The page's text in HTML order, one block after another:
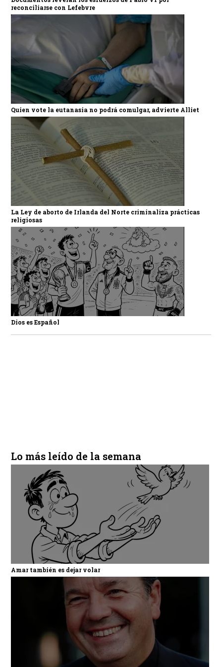
reconciliarse con Lefebvre
Quien vote la eutanasia no podrá comulgar, advierte Alliet
La Ley de aborto de Irlanda del Norte criminaliza prácticas
religiosas
Dios es Español
Lo más leído de la semana
Amar también es dejar volar